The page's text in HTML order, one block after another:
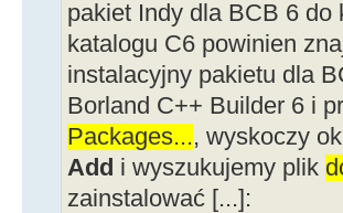
pakiet Indy dla BCB 6 do
katalogu C6 powinien
instalacyjny pakietu dla
Borland C++ Builder 6 i
Packages..., wyskoczy
Add i wyszukujemy plik
zainstalować [...]: